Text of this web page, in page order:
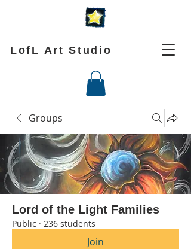
LofL Art Studio
Groups
Lord of the Light Families
Public · 236 students
Join